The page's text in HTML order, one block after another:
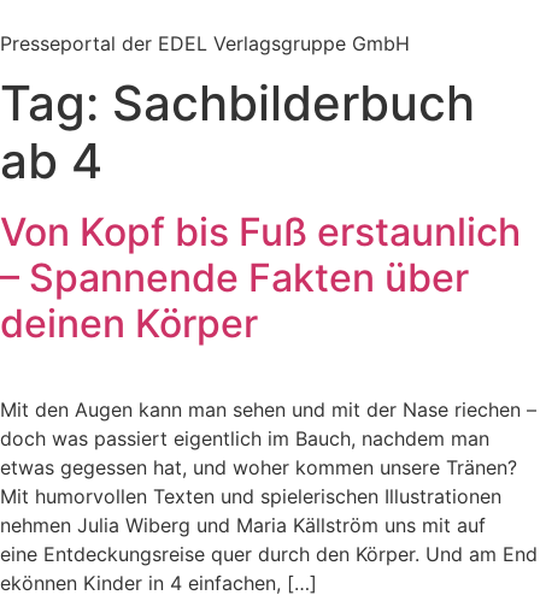
Inhalt
Presseportal der EDEL Verlagsgruppe GmbH
Tag: Sachbilderbuch
ab 4
Von Kopf bis Fuß erstaunlich
– Spannende Fakten über
deinen Körper
Mit den Augen kann man sehen und mit der Nase riechen –
doch was passiert eigentlich im Bauch, nachdem man
etwas gegessen hat, und woher kommen unsere Tränen?
Mit humorvollen Texten und spielerischen Illustrationen
nehmen Julia Wiberg und Maria Källström uns mit auf
eine Entdeckungsreise quer durch den Körper. Und am End
ekönnen Kinder in 4 einfachen, […]